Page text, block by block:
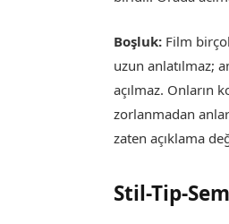
Boşluk: Film
uzun anlatılmaz;
açılmaz. Onların
zorlanmadan
zaten açıklama
Stil-Tip-